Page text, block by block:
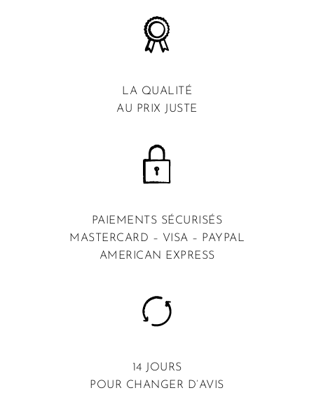
LA QUALITÉ
AU PRIX JUSTE
PAIEMENTS SÉCURISÉS
MASTERCARD – VISA – PAYPAL
AMERICAN EXPRESS
14 JOURS
POUR CHANGER D’AVIS